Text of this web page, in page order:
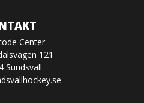
Center
121
Sundsvall